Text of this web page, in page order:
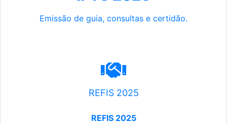
Emissão de guia, consultas e certidão.
REFIS 2025
REFIS 2025